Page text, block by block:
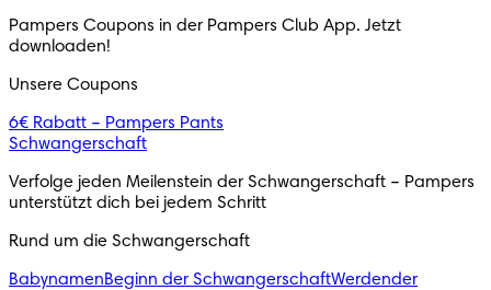
Pampers Coupons in der Pampers Club App. Jetzt
downloaden!
Unsere Coupons
6€ Rabatt – Pampers Pants
Schwangerschaft
Verfolge jeden Meilenstein der Schwangerschaft – Pampers
unterstützt dich bei jedem Schritt
Rund um die Schwangerschaft
BabynamenBeginn der SchwangerschaftWerdender